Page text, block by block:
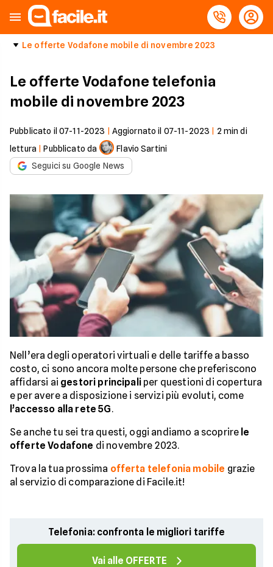
Le offerte Vodafone mobile di novembre 2023
Le offerte Vodafone telefonia
mobile di novembre 2023
Pubblicato il 07-11-2023 Aggiornato il 07-11-2023 2 min di
lettura |Pubblicato da
Flavio Sartini
Seguici su Google News
Nell’era degli operatori virtuali e delle tariffe a basso
costo, ci sono ancora molte persone che preferiscono
affidarsi ai gestori principaliper questioni di copertura
e per avere a disposizione i servizi più evoluti, come
l’accesso alla rete 5G.
Se anche tu sei tra questi, oggi andiamo a scoprire le
offerte Vodafone di novembre 2023.
Trova la tua prossima offerta telefonia mobile grazie
al servizio di comparazione di Facile.it!
Telefonia: confronta le migliori tariffe
Vai alle OFFERTE